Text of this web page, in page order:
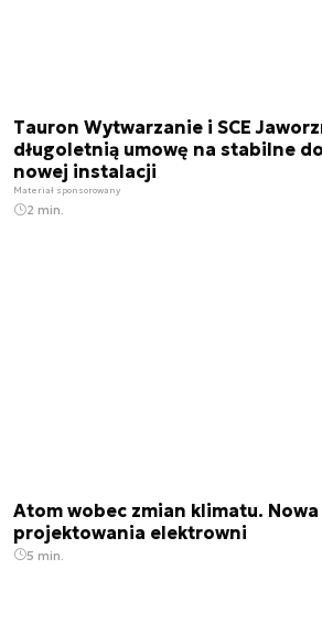
Tauron Wytwarzanie i SCE
długoletnią umowę na stabilne
nowej instalacji
Materiał sponsorowany
2 min.
Atom wobec zmian klimatu. Nowa
projektowania elektrowni
5 min.